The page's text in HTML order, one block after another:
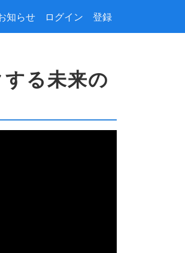
知らせ ログイン 登録
る未来の